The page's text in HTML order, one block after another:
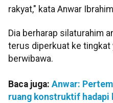
rakyat," kata Anwar
Dia berharap silaturahim
terus diperkuat ke tingkat
berwibawa.
Baca juga: Anwar:
ruang konstruktif hadapi